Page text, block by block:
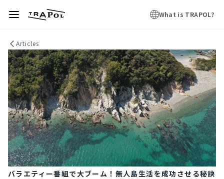
What is TRAPOL?
Articles
バラエティー番組で大ブーム！無人島生活を成功させる秘訣